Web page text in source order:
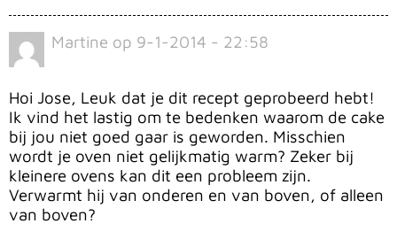
Martine op 9-1-2014 - 22:58
Hoi Jose, Leuk dat je dit recept geprobeerd hebt!
Ik vind het lastig om te bedenken waarom de cake
bij jou niet goed gaar is geworden. Misschien
wordt je oven niet gelijkmatig warm? Zeker bij
kleinere ovens kan dit een probleem zijn.
Verwarmt hij van onderen en van boven, of alleen
van boven?